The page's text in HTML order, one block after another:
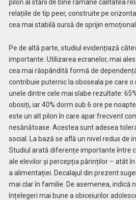
pilon al stării de bine rămâne calitatea
relațiile de tip peer, construite pe
cea mai stabilă sursă de sprijin
Pe de altă parte, studiul evidențiază
importante. Utilizarea ecranelor, mai
cea mai răspândită formă de
contribuie puternic la oboseala pe care
unele dintre cele mai slabe rezultate:
obosiți, iar 40% dorm sub 6 ore pe
este un alt pilon în care apar frecvent
nesănătoase. Acestea sunt adesea
social. La bază se află un nivel redus de
Studiul arată diferențe importante între
ale elevilor și percepția părinților – atât
a alimentației. Decalajul din prezent
mai clar în familie. De asemenea, indică
înțelegeri mai bune a obiceiurilor